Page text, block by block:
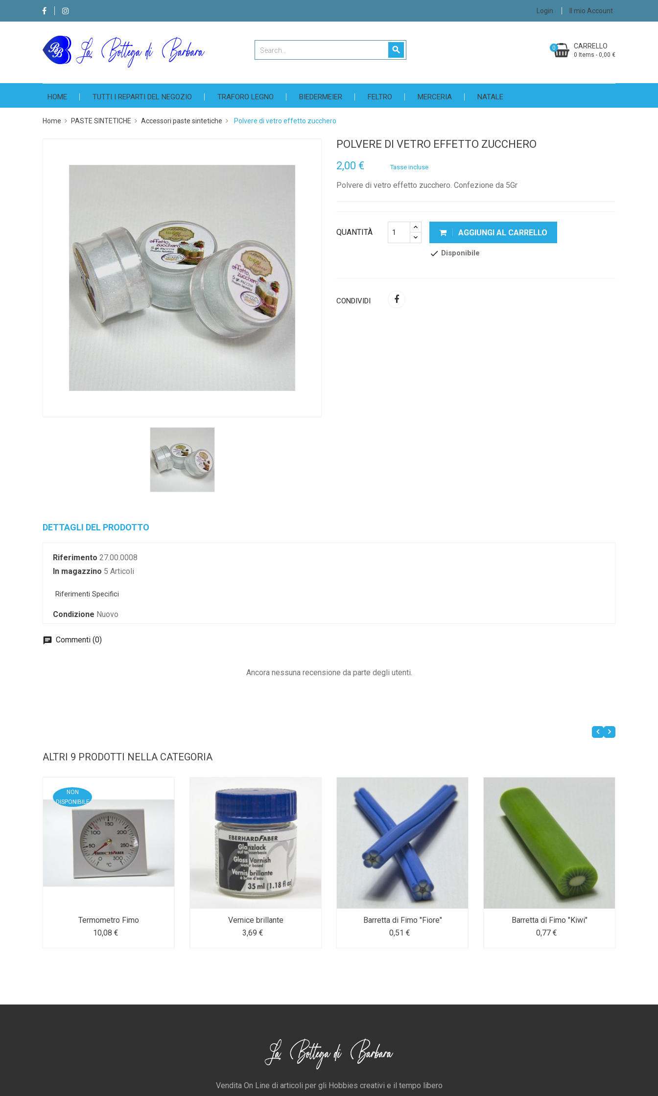
Login Il mio Account
search CARRELLO
0 Items - 0,00 €
0
HOME TUTTI I REPARTI DEL NEGOZIO TRAFORO LEGNO BIEDERMEIER FELTRO MERCERIA NATALE
Home PASTE SINTETICHE Accessori paste sintetiche Polvere di vetro effetto zucchero
POLVERE DI VETRO EFFETTO ZUCCHERO
2,00 €
Tasse incluse
Polvere di vetro effetto zucchero. Confezione da 5Gr
QUANTITÀ AGGIUNGI AL CARRELLO
check Disponibile
CONDIVIDI
DETTAGLI DEL PRODOTTO
Riferimento 27.00.0008
In magazzino 5 Articoli
Riferimenti Specifici
Condizione Nuovo
Commenti (0)
Ancora nessuna recensione da parte degli utenti.
ALTRI 9 PRODOTTI NELLA CATEGORIA
Termometro Fimo
10,08 €
NON
DISPONIBILE
Vernice brillante
3,69 €
Barretta di Fimo "Fiore"
0,51 €
Barretta di Fimo "Kiwi"
0,77 €
Vendita On Line di articoli per gli Hobbies creativi e il tempo libero